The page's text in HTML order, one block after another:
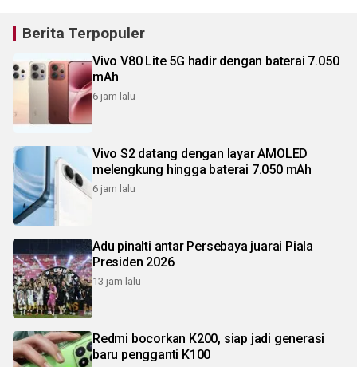
Berita Terpopuler
Vivo V80 Lite 5G hadir dengan baterai 7.050
mAh
6 jam lalu
Vivo S2 datang dengan layar AMOLED
melengkung hingga baterai 7.050 mAh
6 jam lalu
Adu pinalti antar Persebaya juarai Piala
Presiden 2026
13 jam lalu
Redmi bocorkan K200, siap jadi generasi
baru pengganti K100